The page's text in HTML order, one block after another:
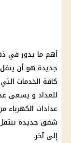
أهم ما يدور في
جديدة هو أن
كافة الخدمات
للعداد و يسعى
عدادات الكهرباء
شقق جديدة تنتقل
إلى آخر.